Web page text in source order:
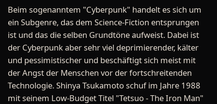
Beim sogenanntem "Cyberpunk" handelt es sich um
ein Subgenre, das dem Science-Fiction entsprungen
ist und das die selben Grundtöne aufweist. Dabei ist
der Cyberpunk aber sehr viel deprimierender, kälter
und pessimistischer und beschäftigt sich meist mit
der Angst der Menschen vor der fortschreitenden
Technologie. Shinya Tsukamoto schuf im Jahre 1988
mit seinem Low-Budget Titel "Tetsuo - The Iron Man"